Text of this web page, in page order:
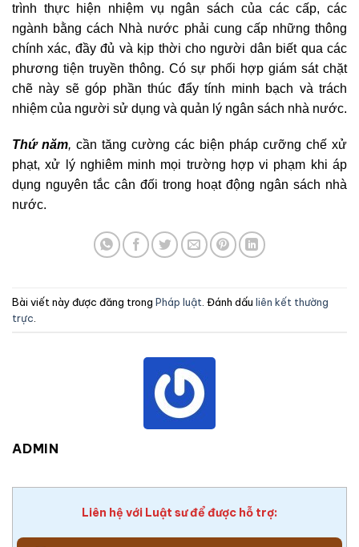
trình thực hiện nhiệm vụ ngân sách của các cấp, các
ngành bằng cách Nhà nước phải cung cấp những thông
chính xác, đầy đủ và kịp thời cho người dân biết qua các
phương tiện truyền thông. Có sự phối hợp giám sát chặt
chẽ này sẽ góp phần thúc đẩy tính minh bạch và trách
nhiệm của người sử dụng và quản lý ngân sách nhà nước.
Thứ năm, cần tăng cường các biện pháp cưỡng chế xử
phạt, xử lý nghiêm minh mọi trường hợp vi phạm khi áp
dụng nguyên tắc cân đối trong hoạt động ngân sách nhà
nước.
Bài viết này được đăng trong Pháp luật . Đánh dấu liên kết thường
trực
ADMIN
Liên hệ với Luật sư để được hỗ trợ: